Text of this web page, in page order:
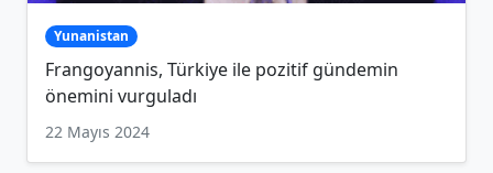
Yunanistan
Frangoyannis, Türkiye ile pozitif gündemin
önemini vurguladı
22 Mayıs 2024